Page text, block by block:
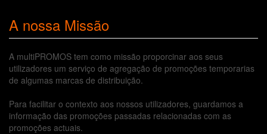
A nossa Missão
A multiPROMOS tem como missão proporcinar aos seus
utilizadores um serviço de agregação de promoções temporarias
de algumas marcas de distribuição.
Para facilitar o contexto aos nossos utilizadores, guardamos a
informação das promoções passadas relacionadas com as
promoções actuais.